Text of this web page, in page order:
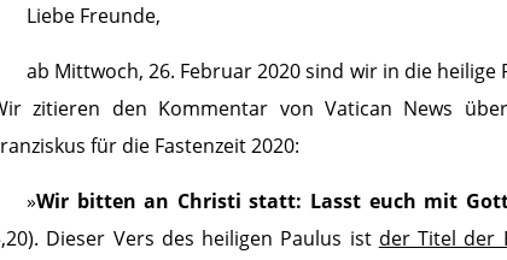
Liebe Freunde,
ab Mittwoch, 26. Februar 2020 sind wir in die heilige
zitieren den Kommentar von Vatican News
für die Fastenzeit 2020:
»Wir bitten an Christi statt: Lasst euch mit
Dieser Vers des heiligen Paulus ist der Titel der